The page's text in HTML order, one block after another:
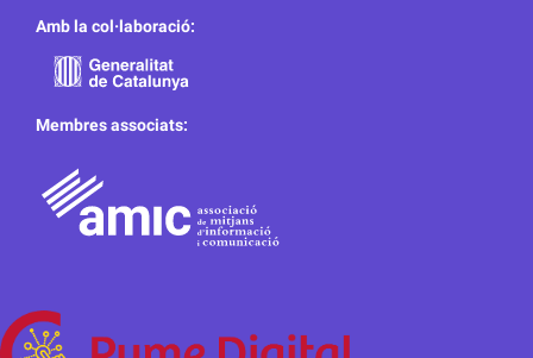
Amb la col·laboració:
Membres associats: